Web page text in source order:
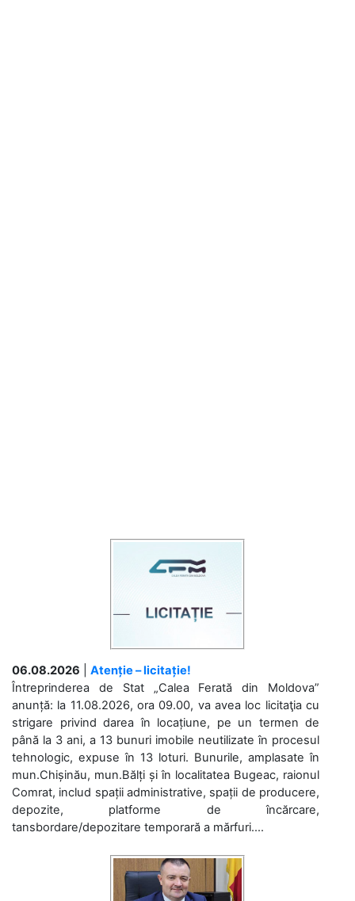
06.08.2026
Atenție – licitație!
Întreprinderea de Stat „Calea Ferată din Moldova”
anunță: la 11.08.2026, ora 09.00, va avea loc licitaţia cu
strigare privind darea în locațiune, pe un termen de
până la 3 ani, a 13 bunuri imobile neutilizate în procesul
tehnologic, expuse în 13 loturi. Bunurile, amplasate în
mun.Chișinău, mun.Bălți și în localitatea Bugeac, raionul
Comrat, includ spații administrative, spații de producere,
depozite, platforme de încărcare,
tansbordare/depozitare temporară a mărfuri....